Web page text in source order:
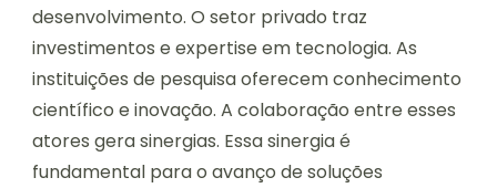
desenvolvimento. O setor privado traz
investimentos e expertise em tecnologia. As
instituições de pesquisa oferecem conhecimento
científico e inovação. A colaboração entre esses
atores gera sinergias. Essa sinergia é
fundamental para o avanço de soluções